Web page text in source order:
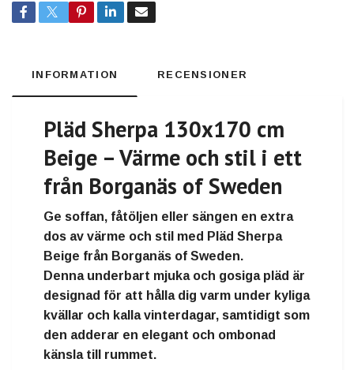
INFORMATION RECENSIONER
Pläd Sherpa 130x170 cm
Beige – Värme och stil i ett
från Borganäs of Sweden
Ge soffan, fåtöljen eller sängen en extra
dos av värme och stil med Pläd Sherpa
Beige från Borganäs of Sweden.
Denna underbart mjuka och gosiga pläd är
designad för att hålla dig varm under kyliga
kvällar och kalla vinterdagar, samtidigt som
den adderar en elegant och ombonad
känsla till rummet.